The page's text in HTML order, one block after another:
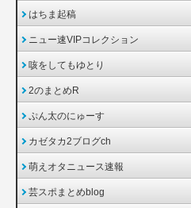
はちま起稿
ニュー速VIPコレクション
咳をしてもゆとり
2のまとめR
ぷん太のにゅーす
カゼタカ2ブログch
萌えオタニュース速報
芸スポまとめblog